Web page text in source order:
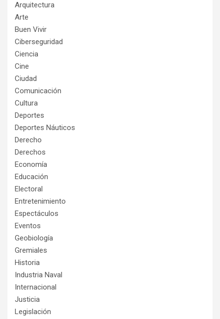
Arquitectura
Arte
Buen Vivir
Ciberseguridad
Ciencia
Cine
Ciudad
Comunicación
Cultura
Deportes
Deportes Náuticos
Derecho
Derechos
Economía
Educación
Electoral
Entretenimiento
Espectáculos
Eventos
Geobiología
Gremiales
Historia
Industria Naval
Internacional
Justicia
Legislación